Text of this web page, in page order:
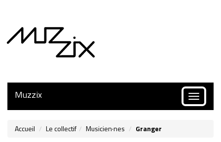
Toggle
Muzzix
Accueil Le collectif Musicien·nes Granger